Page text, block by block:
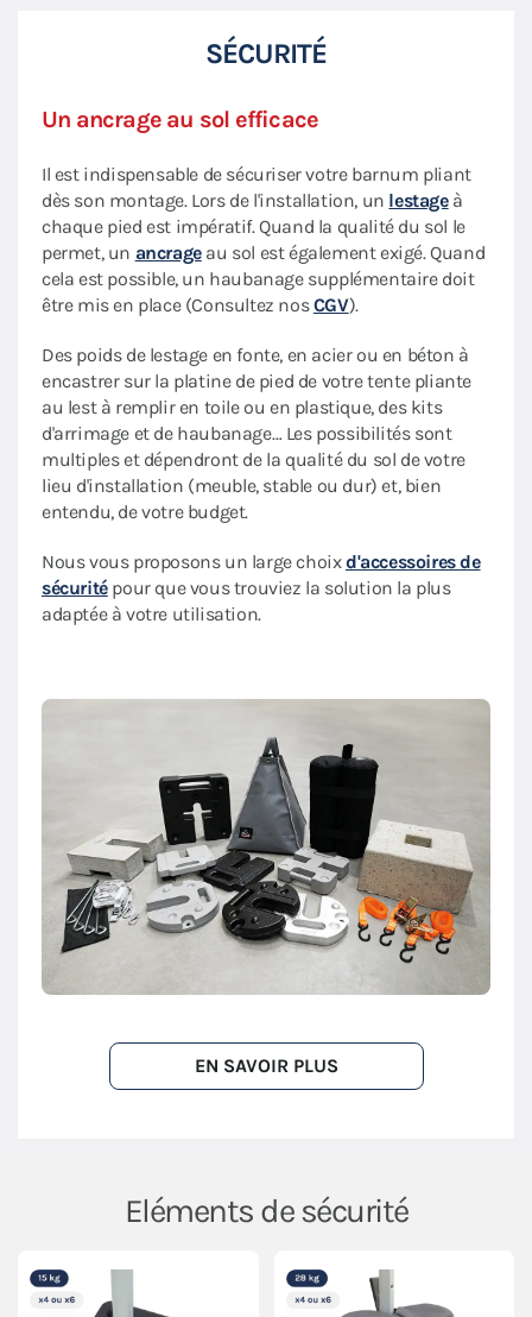
SÉCURITÉ
Un ancrage au sol efficace
Il est indispensable de sécuriser votre barnum pliant
dès son montage. Lors de l'installation, un lestageà
chaque pied est impératif. Quand la qualité du sol le
permet, un ancrageau sol est également exigé. Quand
cela est possible, un haubanage supplémentaire doit
être mis en place (Consultez nosCGV).
Des poids de lestage en fonte, en acier ou en béton à
encastrer sur la platine de pied de votre tente pliante
au lest à remplir en toile ou en plastique, des kits
d'arrimage et de haubanage… Les possibilités sont
multiples et dépendront de la qualité du sol de votre
lieu d'installation (meuble, stable ou dur) et, bien
entendu, de votre budget.
Nous vous proposons un large choixd'accessoires de
sécuritépour que vous trouviez la solution la plus
adaptée à votre utilisation.
EN SAVOIR PLUS
Eléments de sécurité